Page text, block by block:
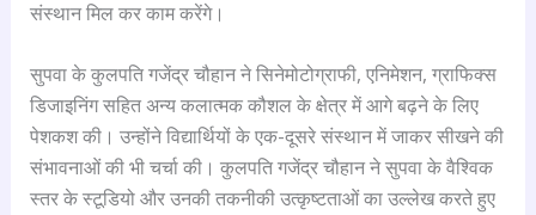
संस्थान मिल कर काम करेंगे।
सुपवा के कुलपति गजेंद्र चौहान ने सिनेमोटोग्राफी, एनिमेशन, ग्राफिक्स
डिजाइनिंग सहित अन्य कलात्मक कौशल के क्षेत्र में आगे बढ़ने के लिए
पेशकश की। उन्होंने विद्यार्थियों के एक-दूसरे संस्थान में जाकर सीखने की
संभावनाओं की भी चर्चा की। कुलपति गजेंद्र चौहान ने सुपवा के वैश्विक
स्तर के स्टूडियो और उनकी तकनीकी उत्कृष्टताओं का उल्लेख करते हुए